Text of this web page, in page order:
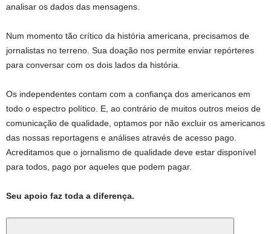
analisar os dados das mensagens.
Num momento tão crítico da história americana, precisamos de
jornalistas no terreno. Sua doação nos permite enviar repórteres
para conversar com os dois lados da história.
Os independentes contam com a confiança dos americanos em
todo o espectro político. E, ao contrário de muitos outros meios de
comunicação de qualidade, optamos por não excluir os americanos
das nossas reportagens e análises através de acesso pago.
Acreditamos que o jornalismo de qualidade deve estar disponível
para todos, pago por aqueles que podem pagar.
Seu apoio faz toda a diferença.